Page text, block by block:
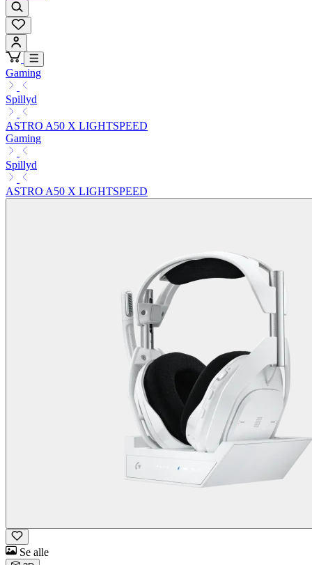
Gaming
Spillyd
ASTRO A50 X LIGHTSPEED
Gaming
Spillyd
ASTRO A50 X LIGHTSPEED
Se alle